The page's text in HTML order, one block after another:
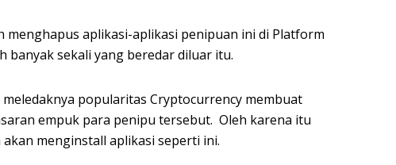
menghapus aplikasi-aplikasi penipuan ini di Platform
banyak sekali yang beredar diluar itu.
popularitas Cryptocurrency membuat
empuk para penipu tersebut. Oleh karena itu
menginstall aplikasi seperti ini.